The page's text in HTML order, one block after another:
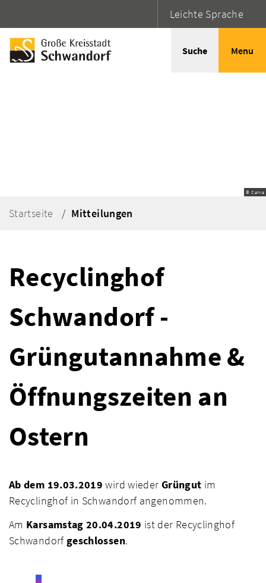
Leichte Sprache
Suche Menu
© Canva
Startseite Mitteilungen
Recyclinghof
Schwandorf -
Grüngutannahme &
Öffnungszeiten an
Ostern
Ab dem 19.03.2019 wird wieder Grüngut im
Recyclinghof in Schwandorf angenommen.
Am Karsamstag 20.04.2019 ist der Recyclinghof
Schwandorf geschlossen.